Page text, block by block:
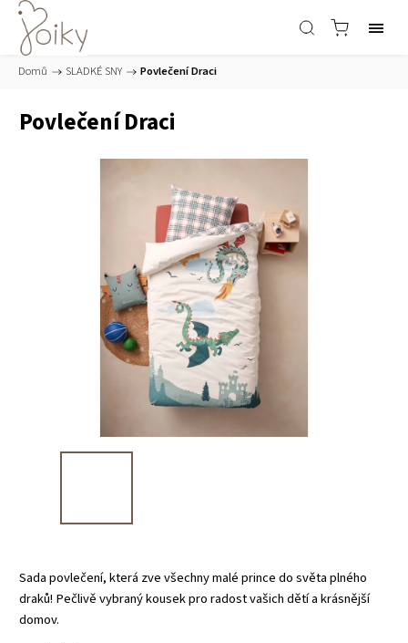
Domů / SLADKÉ SNY / Povlečení Draci
Povlečení Draci
Sada povlečení, která zve všechny malé prince do světa plného
draků! Pečlivě vybraný kousek pro radost vašich dětí a krásnější
domov.